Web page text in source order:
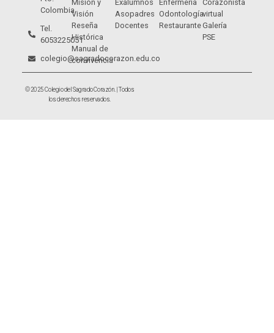
Colombia
Tel.
6053225051
colegio@sagradocorazon.edu.co
Misión y
Visión
Reseña
Histórica
Manual de
convivencia
Exalumnos
Asopadres
Docentes
Enfermería
Odontología
Restaurante
Corazonista
virtual
Galería
PSE
© 2025 Colegio del Sagrado Corazón. | Todos
los derechos reservados.